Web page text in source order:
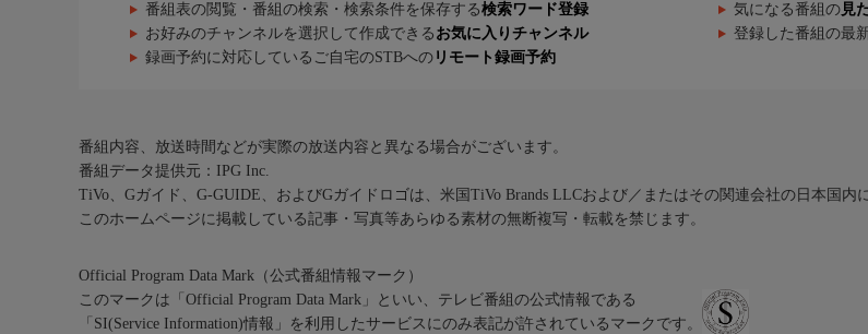
番組表の閲覧・番組の検索・検索条件を保存する検索ワード登録 気になる番組の 見
お好みのチャンネルを選択して作成できる お気に入りチャンネル 登録した番組の最
録画予約に対応しているご自宅のSTBへの リモート録画予約
番組内容、放送時間などが実際の放送内容と異なる場合がございます。
番組データ提供元：IPG Inc.
TiVo、Gガイド、G-GUIDE、およびGガイドロゴは、米国TiVo Brands LLCおよび／またはその関連会社の日本国内
このホームページに掲載している記事・写真等あらゆる素材の無断複写・転載を禁じます。
Official Program Data Mark（公式番組情報マーク）
このマークは「Official Program Data Mark」といい、テレビ番組の公式情報である
「SI(Service Information)情報」を利用したサービスにのみ表記が許されているマークです。